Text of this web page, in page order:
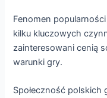
Fenomen
kilku kluczowych
zainteresowani cenią
warunki gry.
Społeczność polskich